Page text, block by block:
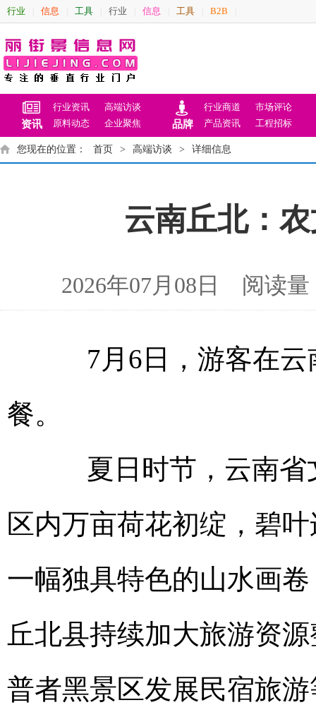
行业 信息 工具 行业 信息 工具 B2B
资讯
行业资讯
高端访谈
原料动态
企业聚焦 品牌
行业商道
市场评论
产品资讯
工程招标
您现在的位置： 首页 > 高端访谈 > 详细信息
云南丘北：
2026年07月08日 阅读
7月6日，游客在云
餐。
夏日时节，云南省
区内万亩荷花初绽，碧
一幅独具特色的山水画
丘北县持续加大旅游资
普者黑景区发展民宿旅